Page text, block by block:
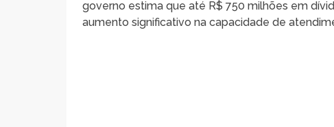
governo estima que até R$ 750 milhões em
aumento significativo na capacidade de